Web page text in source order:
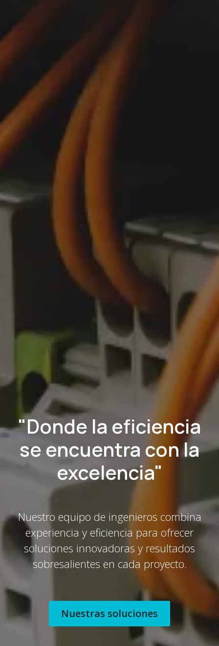
"Donde la eficiencia
se encuentra con la
excelencia"
Nuestro equipo de ingenieros combina
experiencia y eficiencia para ofrecer
soluciones innovadoras y resultados
sobresalientes en cada proyecto.
Nuestras soluciones